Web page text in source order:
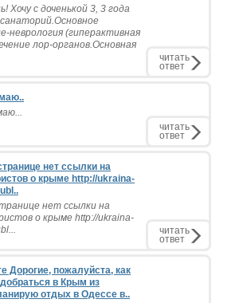
Хочу с доченькой 3, 3 года
неврология (гиперактивная
лор-органов.Основная
читать
ответ
читать
ответ
нет ссылки на
о крыме http://ukraina-
нет ссылки на
о крыме http://ukraina-
читать
ответ
Дорогие, пожалуйста, как
в Крым из
отдых в Одессе в..